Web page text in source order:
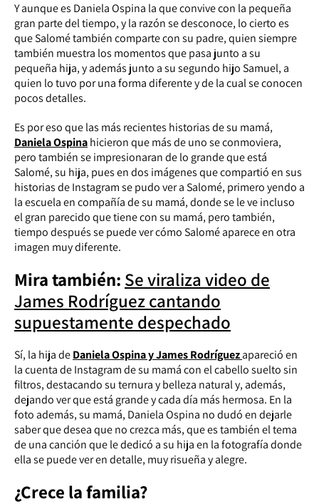
Y aunque es Daniela Ospina la que convive con la pequeña
gran parte del tiempo, y la razón se desconoce, lo cierto es
que Salomé también comparte con su padre, quien siempre
también muestra los momentos que pasa junto a su
pequeña hija, y además junto a su segundo hijo Samuel, a
quien lo tuvo por una forma diferente y de la cual se conocen
pocos detalles.
Es por eso que las más recientes historias de su mamá,
Daniela Ospinahicieron que más de uno se conmoviera,
pero también se impresionaran de lo grande que está
Salomé, su hija, pues en dos imágenes que compartió en sus
historias de Instagram se pudo ver a Salomé, primero yendo a
la escuela en compañía de su mamá, donde se le ve incluso
el gran parecido que tiene con su mamá, pero también,
tiempo después se puede ver cómo Salomé aparece en otra
imagen muy diferente.
Mira también: Se viraliza video de
James Rodríguez cantando
supuestamente despechado
Sí, la hija deDaniela Ospina y James Rodríguezapareció en
la cuenta de Instagram de su mamá con el cabello suelto sin
filtros, destacando su ternura y belleza natural y, además,
dejando ver que está grande y cada día más hermosa. En la
foto además, su mamá, Daniela Ospina no dudó en dejarle
saber que desea que no crezca más, que es también el tema
de una canción que le dedicó a su hija en la fotografía donde
ella se puede ver en detalle, muy risueña y alegre.
¿Crece la familia?